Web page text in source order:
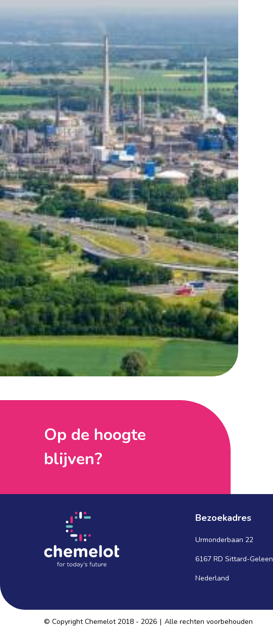
Op de hoogte
blijven?
Bezoekadres
Urmonderbaan 22
6167 RD Sittard-Geleen
Nederland
© Copyright Chemelot 2018 - 2026 | Alle rechten voorbehouden